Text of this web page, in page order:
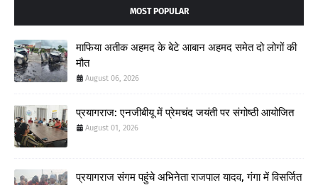
MOST POPULAR
माफिया अतीक अहमद के बेटे आबान अहमद समेत दो लोगों की
मौत
August 06, 2026
प्रयागराज: एनजीबीयू में प्रेमचंद जयंती पर संगोष्ठी आयोजित
August 01, 2026
प्रयागराज संगम पहुंचे अभिनेता राजपाल यादव, गंगा में विसर्जित